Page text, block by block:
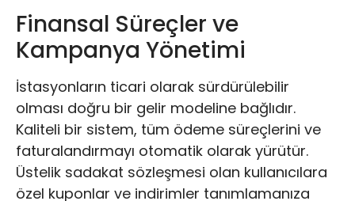
Finansal Süreçler ve
Kampanya Yönetimi
İstasyonların ticari olarak sürdürülebilir
olması doğru bir gelir modeline bağlıdır.
Kaliteli bir sistem, tüm ödeme süreçlerini ve
faturalandırmayı otomatik olarak yürütür.
Üstelik sadakat sözleşmesi olan kullanıcılara
özel kuponlar ve indirimler tanımlamanıza